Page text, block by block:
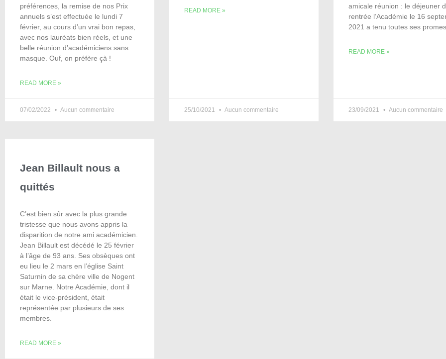
préférences, la remise de nos Prix
annuels s’est effectuée le lundi 7
février, au cours d’un vrai bon repas,
avec nos lauréats bien réels, et une
belle réunion d’académiciens sans
masque. Ouf, on préfère çà !
READ MORE »
07/02/2022 Aucun commentaire
READ MORE »
25/10/2021 Aucun commentaire
amicale réunion : le déjeuner
rentrée l’Académie le 16
2021 a tenu toutes ses
READ MORE »
23/09/2021 Aucun commentaire
Jean Billault nous a
quittés
C’est bien sûr avec la plus grande
tristesse que nous avons appris la
disparition de notre ami académicien.
Jean Billault est décédé le 25 février
à l’âge de 93 ans. Ses obsèques ont
eu lieu le 2 mars en l’église Saint
Saturnin de sa chère ville de Nogent
sur Marne. Notre Académie, dont il
était le vice-président, était
représentée par plusieurs de ses
membres.
READ MORE »